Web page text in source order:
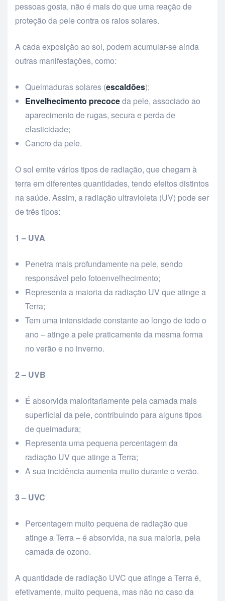
pessoas gosta, não é mais do que uma reação de
proteção da pele contra os raios solares.
A cada exposição ao sol, podem acumular-se ainda
outras manifestações, como:
Queimaduras solares (escaldões);
Envelhecimento precoceda pele, associado ao
aparecimento de rugas, secura e perda de
elasticidade;
Cancro da pele.
O sol emite vários tipos de radiação, que chegam à
terra em diferentes quantidades, tendo efeitos distintos
na saúde. Assim, a radiação ultravioleta (UV) pode ser
de três tipos:
1 – UVA
Penetra mais profundamente na pele, sendo
responsável pelo fotoenvelhecimento;
Representa a maioria da radiação UV que atinge a
Terra;
Tem uma intensidade constante ao longo de todo o
ano – atinge a pele praticamente da mesma forma
no verão e no inverno.
2 – UVB
É absorvida maioritariamente pela camada mais
superficial da pele, contribuindo para alguns tipos
de queimadura;
Representa uma pequena percentagem da
radiação UV que atinge a Terra;
A sua incidência aumenta muito durante o verão.
3 – UVC
Percentagem muito pequena de radiação que
atinge a Terra – é absorvida, na sua maioria, pela
camada de ozono.
A quantidade de radiação UVC que atinge a Terra é,
efetivamente, muito pequena, mas não no caso da